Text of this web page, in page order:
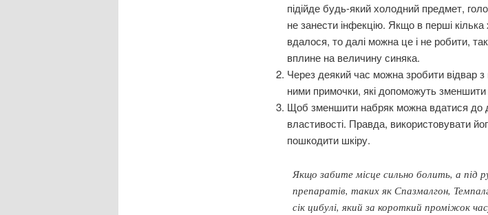
підійде будь-який холодний предмет,
не занести інфекцію. Якщо в перші
вдалося, то далі можна це і не робити,
вплине на величину синяка.
Через деякий час можна зробити відвар
ними примочки, які допоможуть
Щоб зменшити набряк можна вдатися до
властивості. Правда, використовувати
пошкодити шкіру.
Якщо забите місце сильно болить, а під
препаратів, таких як Спазмалгон,
сік цибулі, який за короткий проміжок